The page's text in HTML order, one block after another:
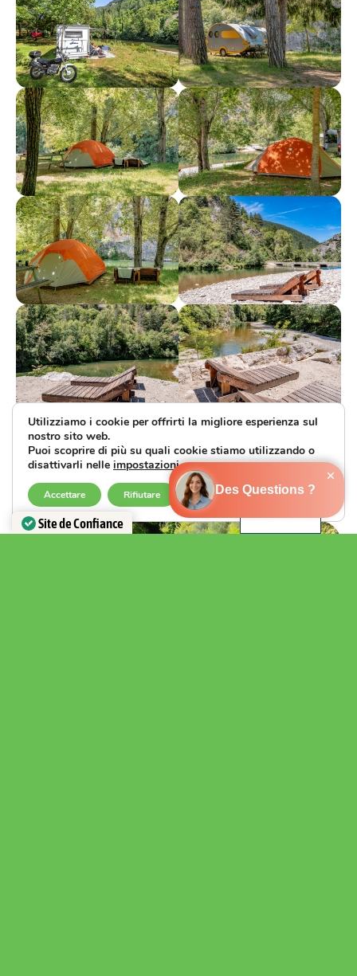
Utilizziamo i cookie per offrirti la migliore esperienza sul
nostro sito web.
Puoi scoprire di più su quali cookie stiamo utilizzando o
disattivarli nelle impostazioni.
Accettare Rifiutare Impostazioni Chiudi il
Site de Confiance
FR_FR
EN
NL
ES
SV